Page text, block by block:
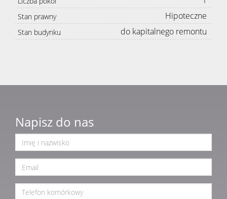
Stan prawny Hipoteczne
Stan budynku do kapitalnego remontu
Napisz do nas